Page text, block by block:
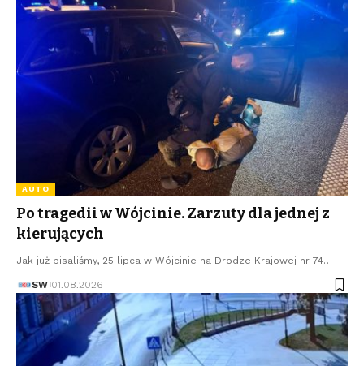
AUTO
Po tragedii w Wójcinie. Zarzuty dla jednej z
kierujących
Jak już pisaliśmy, 25 lipca w Wójcinie na Drodze Krajowej nr 74…
SW 01.08.2026